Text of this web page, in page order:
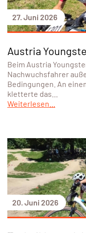
27. Juni 2026
Austria
Beim Austria
Nachwuchsfahrer
Bedingungen. An
kletterte das…
Weiterlesen...
20. Juni 2026